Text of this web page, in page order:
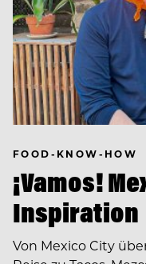
FOOD-KNOW-HOW
¡Vamos!
Inspiration
Von Mexico City